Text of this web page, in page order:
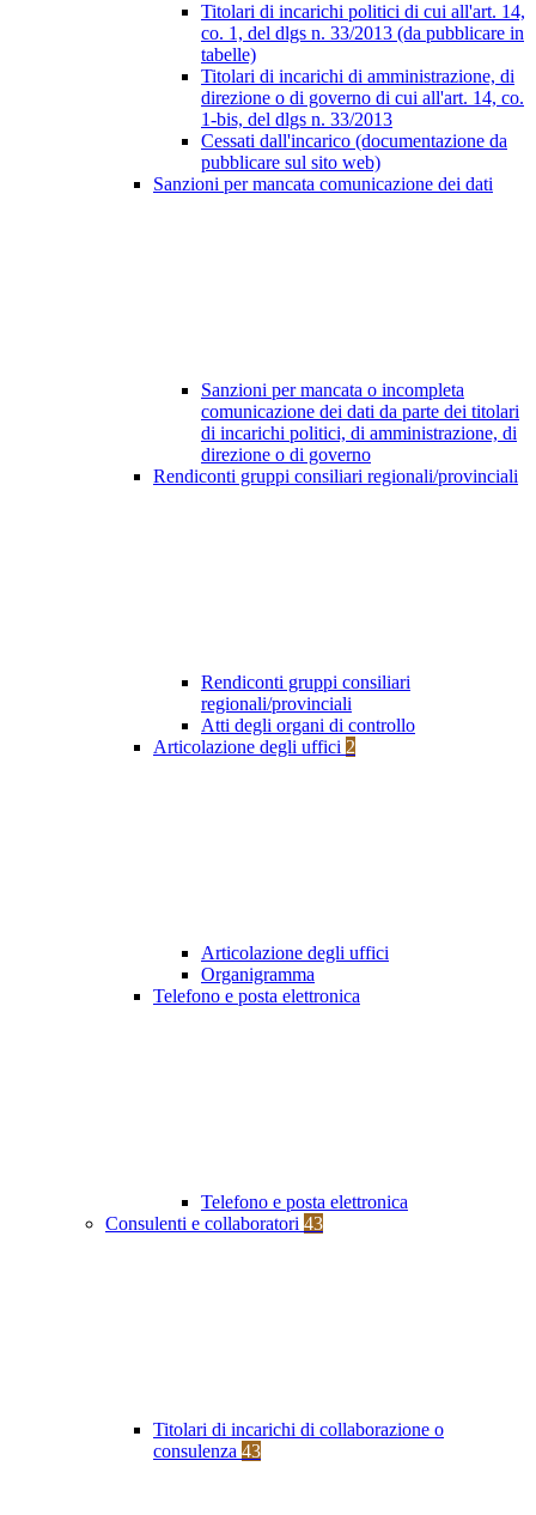
Titolari di incarichi politici di cui all'art. 14,
co. 1, del dlgs n. 33/2013 (da pubblicare in
tabelle)
Titolari di incarichi di amministrazione, di
direzione o di governo di cui all'art. 14, co.
1-bis, del dlgs n. 33/2013
Cessati dall'incarico (documentazione da
pubblicare sul sito web)
Sanzioni per mancata comunicazione dei dati
Sanzioni per mancata o incompleta
comunicazione dei dati da parte dei titolari
di incarichi politici, di amministrazione, di
direzione o di governo
Rendiconti gruppi consiliari regionali/provinciali
Rendiconti gruppi consiliari
regionali/provinciali
Atti degli organi di controllo
Articolazione degli uffici 2
Articolazione degli uffici
Organigramma
Telefono e posta elettronica
Telefono e posta elettronica
Consulenti e collaboratori 43
Titolari di incarichi di collaborazione o
consulenza 43